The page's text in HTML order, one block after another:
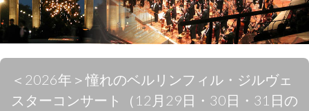
＜2026年＞憧れのベルリンフィル・ジルヴェ
スターコンサート（12月29日・30日・31日の